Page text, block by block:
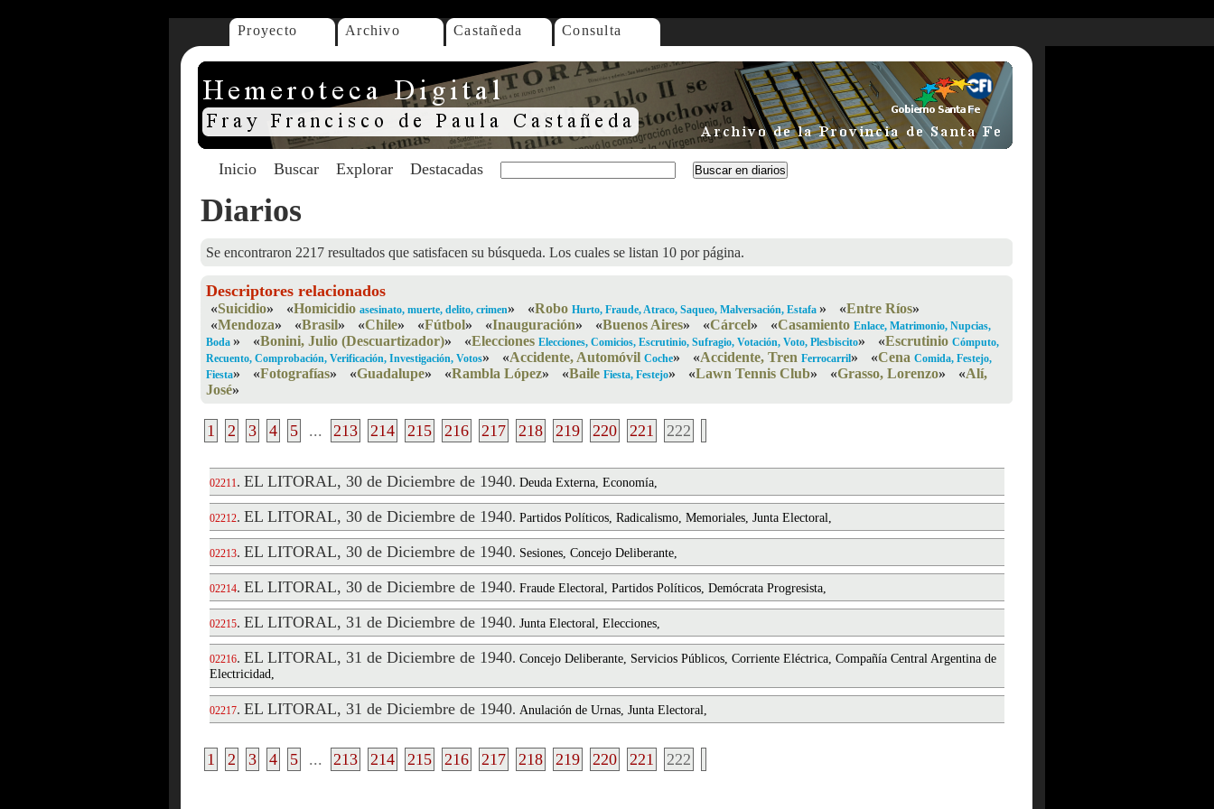
Proyecto Archivo Castañeda Consulta
Inicio Buscar Explorar Destacadas
Diarios
Se encontraron 2217 resultados que satisfacen su búsqueda. Los cuales se listan 10 por página.
Descriptores relacionados
«Suicidio» «Homicidio asesinato, muerte, delito, crimen» «Robo Hurto, Fraude, Atraco, Saqueo, Malversación, Estafa » «Entre Ríos»
«Mendoza» «Brasil» «Chile» «Fútbol» «Inauguración» «Buenos Aires» «Cárcel» «Casamiento Enlace, Matrimonio, Nupcias,
Boda » «Bonini, Julio (Descuartizador)» «Elecciones Elecciones, Comicios, Escrutinio, Sufragio, Votación, Voto, Plesbiscito» «Escrutinio Cómputo,
Recuento, Comprobación, Verificación, Investigación, Votos» «Accidente, Automóvil Coche» «Accidente, Tren Ferrocarril» «Cena Comida, Festejo,
Fiesta» «Fotografías» «Guadalupe» «Rambla López» «Baile Fiesta, Festejo» «Lawn Tennis Club» «Grasso, Lorenzo» «Alí,
José»
1 2 3 4 5 ... 213 214 215 216 217 218 219 220 221 222
02211. EL LITORAL, 30 de Diciembre de 1940. Deuda Externa, Economía,
02212. EL LITORAL, 30 de Diciembre de 1940. Partidos Políticos, Radicalismo, Memoriales, Junta Electoral,
02213. EL LITORAL, 30 de Diciembre de 1940. Sesiones, Concejo Deliberante,
02214. EL LITORAL, 30 de Diciembre de 1940. Fraude Electoral, Partidos Políticos, Demócrata Progresista,
02215. EL LITORAL, 31 de Diciembre de 1940. Junta Electoral, Elecciones,
02216. EL LITORAL, 31 de Diciembre de 1940. Concejo Deliberante, Servicios Públicos, Corriente Eléctrica, Compañía Central Argentina de
Electricidad,
02217. EL LITORAL, 31 de Diciembre de 1940. Anulación de Urnas, Junta Electoral,
1 2 3 4 5 ... 213 214 215 216 217 218 219 220 221 222